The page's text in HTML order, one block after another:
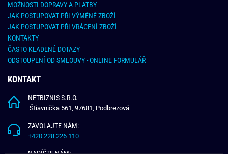
MOŽNOSTI DOPRAVY A PLATBY
JAK POSTUPOVAT PŘI VÝMĚNĚ ZBOŽÍ
JAK POSTUPOVAT PŘI VRÁCENÍ ZBOŽÍ
KONTAKTY
ČASTO KLADENÉ DOTAZY
ODSTOUPENÍ OD SMLOUVY - ONLINE FORMULÁŘ
KONTAKT
NETBIZNIS S.R.O.
Štiavnička 561, 97681, Podbrezová
ZAVOLAJTE NÁM:
+420 228 226 110